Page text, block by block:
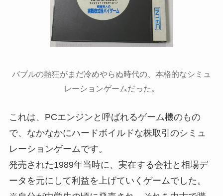
バブルの熱狂がまだ冷めやらぬ時代の、本格的なシミュ
レーションゲームだった。
これは、PCエンジンと呼ばれるゲーム機のもの
で、なかなかにハードボイルドな株取引のシミュ
レーションゲームです。
発売された1989年当時に、実在する会社と相場デ
ータを元にして利益を上げていくゲームでした。